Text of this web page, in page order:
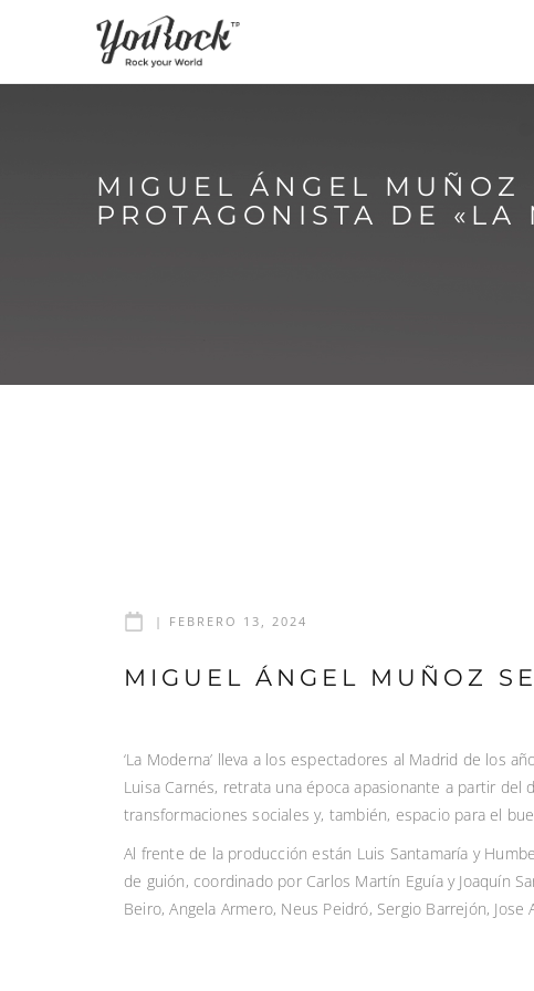
MIGUEL ÁNGEL MUÑOZ
PROTAGONISTA DE «LA
| FEBRERO 13, 2024
MIGUEL ÁNGEL MUÑOZ
‘La Moderna’ lleva a los espectadores al Madrid de los
Luisa Carnés, retrata una época apasionante a partir
transformaciones sociales y, también, espacio para el
Al frente de la producción están Luis Santamaría y
de guión, coordinado por Carlos Martín Eguía y Joaquín
Beiro, Angela Armero, Neus Peidró, Sergio Barrejón,